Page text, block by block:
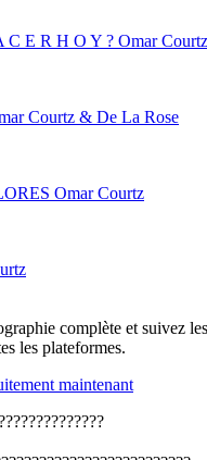
C E R H O Y ? Omar
Courtz & De La Rose
Omar Courtz
complète et suivez
les plateformes.
maintenant